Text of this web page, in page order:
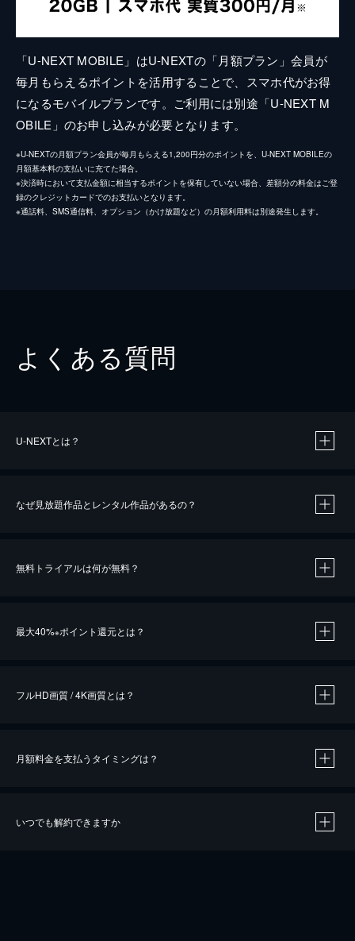
「U-NEXT MOBILE」はU-NEXTの「月額プラン」会員が
毎月もらえるポイントを活用することで、スマホ代がお得
になるモバイルプランです。ご利用には別途「U-NEXT M
OBILE」のお申し込みが必要となります。
※U-NEXTの月額プラン会員が毎月もらえる1,200円分のポイントを、U-NEXT MOBILEの
月額基本料の支払いに充てた場合。
※決済時において支払金額に相当するポイントを保有していない場合、差額分の料金はご登
録のクレジットカードでのお支払いとなります。
※通話料、SMS通信料、オプション（かけ放題など）の月額利用料は別途発生します。
よくある質問
U-NEXTとは？
なぜ見放題作品とレンタル作品があるの？
無料トライアルは何が無料？
最大40%※ポイント還元とは？
※40％ポイント還元の対象は、クレジットカード決済による作品の購入 / レンタルです。
フルHD画質 / 4K画質とは？
月額料金を支払うタイミングは？
いつでも解約できますか